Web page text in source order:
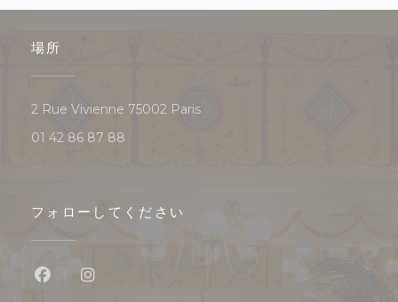
場所
2 Rue Vivienne 75002 Paris((新しいウィンドウで開きます))
01 42 86 87 88
フォローしてください